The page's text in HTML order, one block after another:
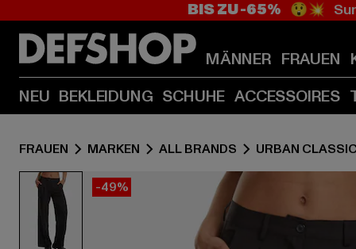
BIS ZU -65% 😲💥
MÄNNER FRAUEN
NEU BEKLEIDUNG SCHUHE ACCESSOIRES
FRAUEN MARKEN ALL BRANDS URBAN
-49%